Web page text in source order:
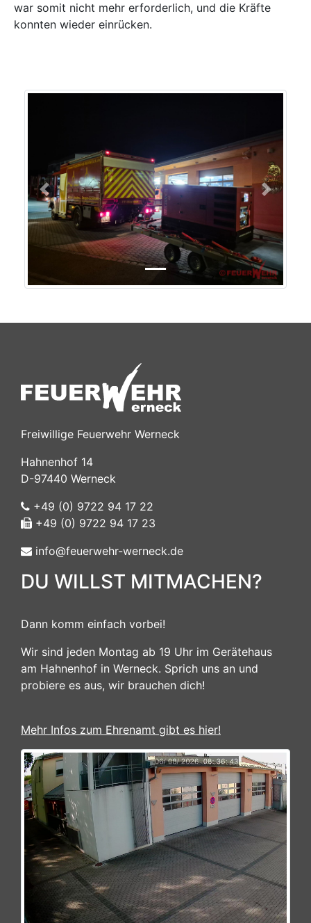
war somit nicht mehr erforderlich, und die Kräfte
konnten wieder einrücken.
Previous Next
Freiwillige Feuerwehr Werneck
Hahnenhof 14
D-97440 Werneck
+49 (0) 9722 94 17 22
+49 (0) 9722 94 17 23
info@feuerwehr-werneck.de
DU WILLST MITMACHEN?
Dann komm einfach vorbei!
Wir sind jeden Montag ab 19 Uhr im Gerätehaus
am Hahnenhof in Werneck. Sprich uns an und
probiere es aus, wir brauchen dich!
Mehr Infos zum Ehrenamt gibt es hier!